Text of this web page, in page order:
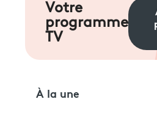
Votre
programme
TV
À la une